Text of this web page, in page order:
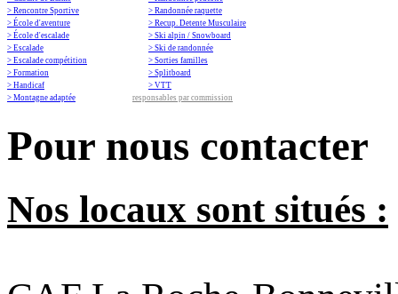
> Rencontre Sportive
> École d'aventure
> École d'escalade
> Escalade
> Escalade compétition
> Formation
> Handicaf
> Montagne adaptée
> Randonnée raquette
> Recup. Detente Musculaire
> Ski alpin / Snowboard
> Ski de randonnée
> Sorties familles
> Splitboard
> VTT
responsables par commission
Pour nous contacter
Nos locaux sont situés :